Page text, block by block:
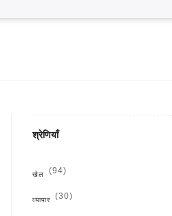
श्रेणियाँ
खेल (94)
व्यापार (30)